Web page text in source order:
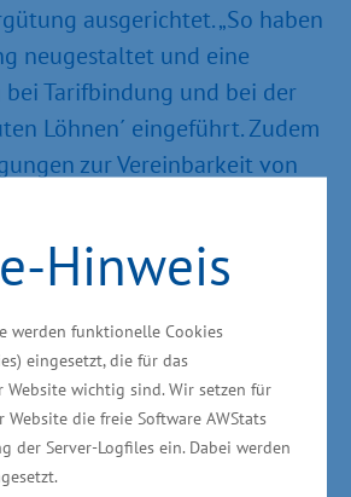
Hinweis
werden funktionelle Cookies
eingesetzt, die für das
Website wichtig sind. Wir setzen für
Website die freie Software AWStats
der Server-Logfiles ein. Dabei werden
ausgerichtet. „So haben
neugestaltet und eine
Tarifbindung und bei der
Löhnen´ eingeführt. Zudem
zur Vereinbarkeit von
zur Förderung der
weiter genutzt
Bundesagentur für Arbeit
2023 (aktuellster Wert) in